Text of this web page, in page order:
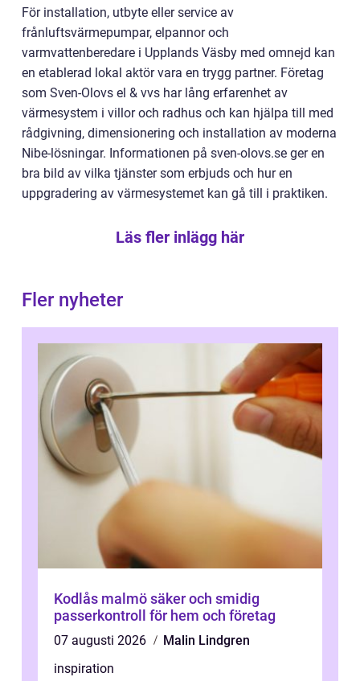
För installation, utbyte eller service av
frånluftsvärmepumpar, elpannor och
varmvattenberedare i Upplands Väsby med omnejd kan
en etablerad lokal aktör vara en trygg partner. Företag
som Sven-Olovs el & vvs har lång erfarenhet av
värmesystem i villor och radhus och kan hjälpa till med
rådgivning, dimensionering och installation av moderna
Nibe-lösningar. Informationen på sven-olovs.se ger en
bra bild av vilka tjänster som erbjuds och hur en
uppgradering av värmesystemet kan gå till i praktiken.
Läs fler inlägg här
Fler nyheter
Kodlås malmö säker och smidig
passerkontroll för hem och företag
07 augusti 2026
Malin Lindgren
inspiration